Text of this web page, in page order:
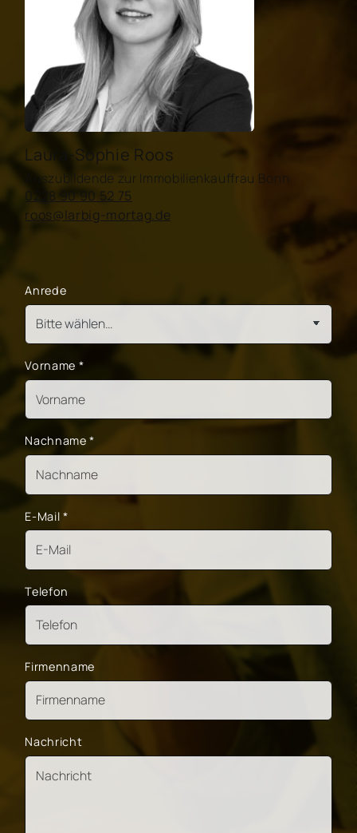
Laura-Sophie Roos
Auszubildende zur Immobilienkauffrau Bonn
0228 90 90 52 75
roos@larbig-mortag.de
Anrede
Vorname *
Nachname*
E-Mail *
Telefon
Firmenname
Nachricht